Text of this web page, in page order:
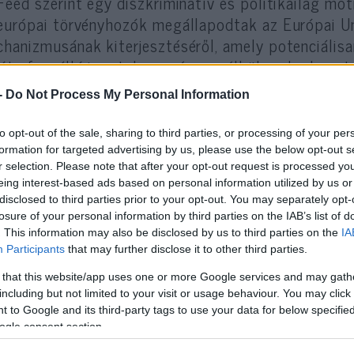
Do Not Process My Personal Information
opt-out of the sale, sharing to third parties, or processing of your
for targeted advertising by us, please use the below opt-out
selection. Please note that after your opt-out request is processed
interest-based ads based on personal information utilized by us
to third parties prior to your opt-out. You may separately
of your personal information by third parties on the IAB’s list of
This information may also be disclosed by us to third parties on the
Participants that may further disclose it to other third parties.
that this website/app uses one or more Google services and may
but not limited to your visit or usage behaviour. You may
to Google and its third-party tags to use your data for below
consent section.
törvényhozók megállapodtak az Európai
kiterjesztéséről, amely
fennálló jogot, hogy vízum nélkül szabadon
átalakítás, amely az Európai Parlament
rögzült, lehetővé tenné Brüsszel
beutazást azon országok esetében,
vagy amelyek nem tartják be a nemzetközi
EU tisztviselői azt állítják, hogy a törvény
Parlament belső forrásai szerint több
előtt tartva szorgalmazta ezeket a
Kezdődik: Izraeli